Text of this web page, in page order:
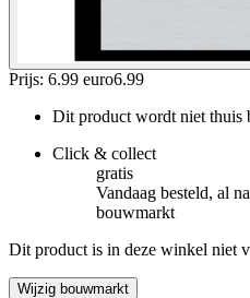
Prijs: 6.99 euro6.99
Dit product wordt niet thuis
Click & collect
gratis
Vandaag besteld, al
bouwmarkt
Dit product is in deze winkel niet
Wijzig bouwmarkt